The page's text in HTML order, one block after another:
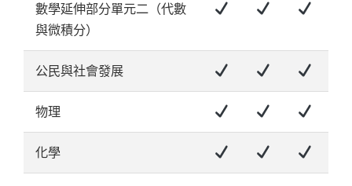
數學延伸部分單元二（代數
與微積分）
公民與社會發展
物理
化學